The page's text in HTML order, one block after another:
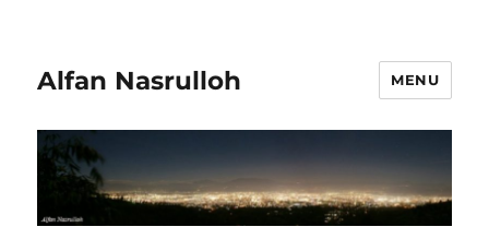
Alfan Nasrulloh MENU